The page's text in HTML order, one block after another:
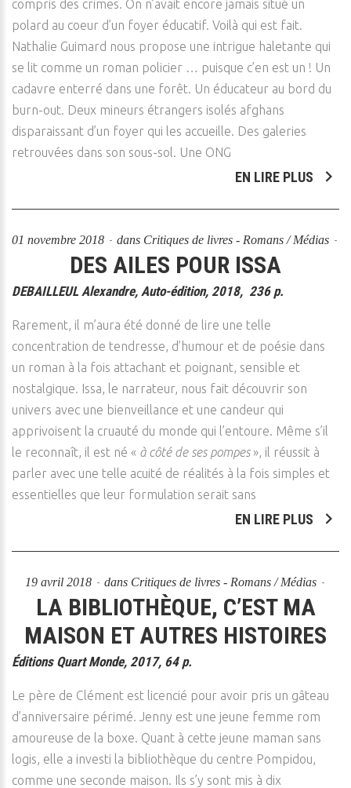
compris des crimes. On n’avait encore jamais situé un
polard au coeur d’un foyer éducatif. Voilà qui est fait.
Nathalie Guimard nous propose une intrigue haletante qui
se lit comme un roman policier … puisque c’en est un ! Un
cadavre enterré dans une forêt. Un éducateur au bord du
burn-out. Deux mineurs étrangers isolés afghans
disparaissant d’un foyer qui les accueille. Des galeries
retrouvées dans son sous-sol. Une ONG
EN LIRE PLUS
01 novembre 2018 dans Critiques de livres - Romans / Médias
DES AILES POUR ISSA
DEBAILLEUL Alexandre, Auto-édition, 2018, 236 p.
Rarement, il m’aura été donné de lire une telle
concentration de tendresse, d’humour et de poésie dans
un roman à la fois attachant et poignant, sensible et
nostalgique. Issa, le narrateur, nous fait découvrir son
univers avec une bienveillance et une candeur qui
apprivoisent la cruauté du monde qui l’entoure. Même s’il
le reconnaît, il est né « à côté de ses pompes », il réussit à
parler avec une telle acuité de réalités à la fois simples et
essentielles que leur formulation serait sans
EN LIRE PLUS
19 avril 2018 dans Critiques de livres - Romans / Médias
LA BIBLIOTHÈQUE, C’EST MA
MAISON ET AUTRES HISTOIRES
Éditions Quart Monde, 2017, 64 p.
Le père de Clément est licencié pour avoir pris un gâteau
d’anniversaire périmé. Jenny est une jeune femme rom
amoureuse de la boxe. Quant à cette jeune maman sans
logis, elle a investi la bibliothèque du centre Pompidou,
comme une seconde maison. Ils s’y sont mis à dix